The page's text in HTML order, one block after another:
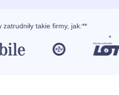
zatrudniły takie firmy, jak:**